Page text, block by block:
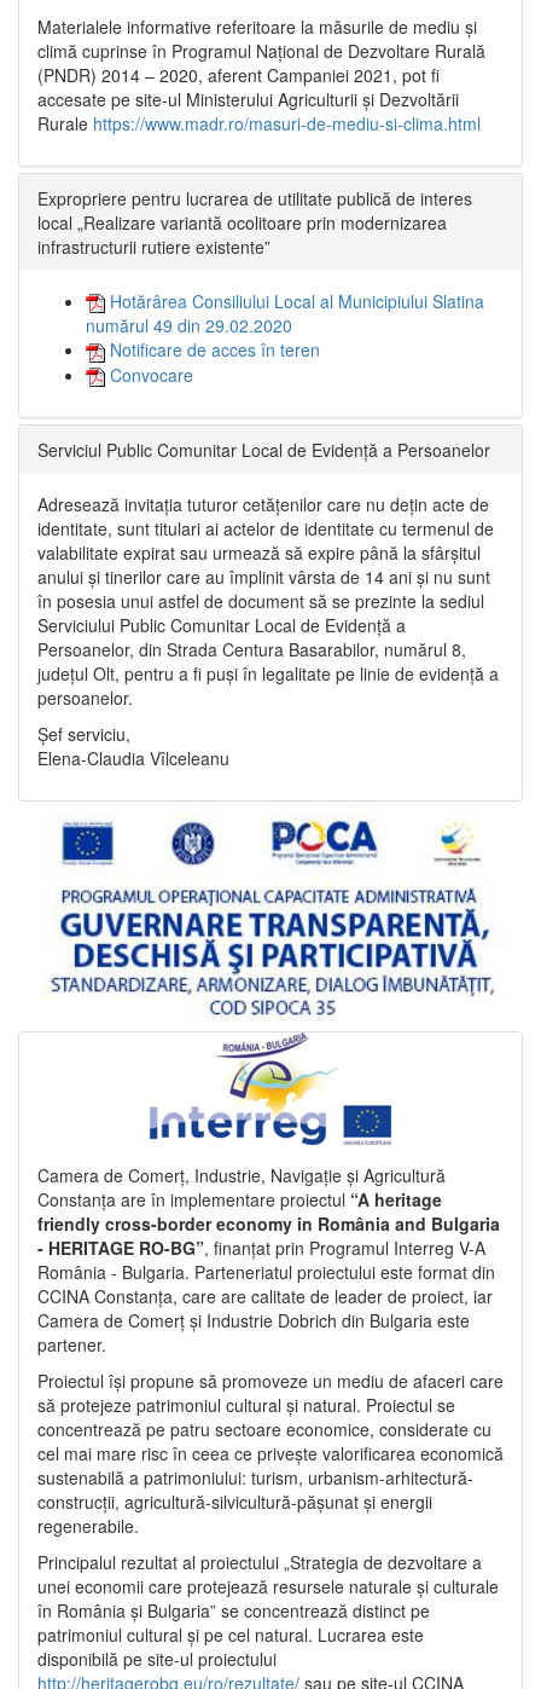
Materialele informative referitoare la măsurile de mediu și
climă cuprinse în Programul Național de Dezvoltare Rurală
(PNDR) 2014 – 2020, aferent Campaniei 2021, pot fi
accesate pe site-ul Ministerului Agriculturii și Dezvoltării
Rurale https://www.madr.ro/masuri-de-mediu-si-clima.html
Expropriere pentru lucrarea de utilitate publică de interes
local „Realizare variantă ocolitoare prin modernizarea
infrastructurii rutiere existente”
Hotărârea Consiliului Local al Municipiului Slatina
numărul 49 din 29.02.2020
Notificare de acces în teren
Convocare
Serviciul Public Comunitar Local de Evidență a Persoanelor
Adresează invitația tuturor cetățenilor care nu dețin acte de
identitate, sunt titulari ai actelor de identitate cu termenul de
valabilitate expirat sau urmează să expire până la sfârșitul
anului și tinerilor care au împlinit vârsta de 14 ani și nu sunt
în posesia unui astfel de document să se prezinte la sediul
Serviciului Public Comunitar Local de Evidență a
Persoanelor, din Strada Centura Basarabilor, numărul 8,
județul Olt, pentru a fi puși în legalitate pe linie de evidență a
persoanelor.
Șef serviciu,
Elena-Claudia Vîlceleanu
Camera de Comerț, Industrie, Navigație și Agricultură
Constanța are în implementare proiectul “A heritage
friendly cross-border economy in România and Bulgaria
- HERITAGE RO-BG”, finanțat prin Programul Interreg V-A
România - Bulgaria. Parteneriatul proiectului este format din
CCINA Constanța, care are calitate de leader de proiect, iar
Camera de Comerț și Industrie Dobrich din Bulgaria este
partener.
Proiectul își propune să promoveze un mediu de afaceri care
să protejeze patrimoniul cultural și natural. Proiectul se
concentrează pe patru sectoare economice, considerate cu
cel mai mare risc în ceea ce privește valorificarea economică
sustenabilă a patrimoniului: turism, urbanism-arhitectură-
construcții, agricultură-silvicultură-pășunat și energii
regenerabile.
Principalul rezultat al proiectului „Strategia de dezvoltare a
unei economii care protejează resursele naturale și culturale
în România și Bulgaria” se concentrează distinct pe
patrimoniul cultural și pe cel natural. Lucrarea este
disponibilă pe site-ul proiectului
http://heritagerobg.eu/ro/rezultate/ sau pe site-ul CCINA